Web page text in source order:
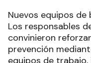
Nuevos equipos de
Los responsables
convinieron
prevención
equipos de